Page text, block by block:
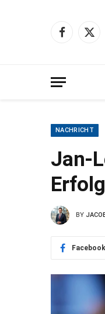
Facebook
X
NACHRICHT
Jan-
BY
Facebook